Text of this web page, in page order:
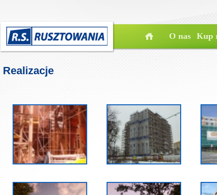
O nas Kup
Realizacje